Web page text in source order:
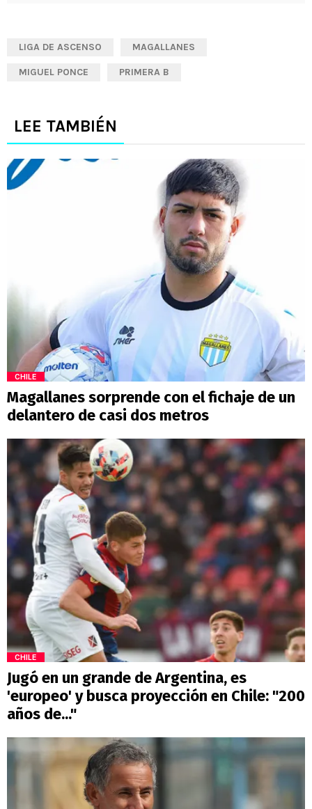
LIGA DE ASCENSO MAGALLANES
MIGUEL PONCE PRIMERA B
LEE TAMBIÉN
CHILE
Magallanes sorprende con el fichaje de un
delantero de casi dos metros
CHILE
Jugó en un grande de Argentina, es
'europeo' y busca proyección en Chile: "200
años de..."